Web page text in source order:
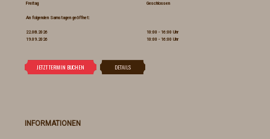
Freitag
Geschlossen
An folgenden Samstagen geöffnet:
22.08.2026
10:00 - 16:00 Uhr
19.09.2026
10:00 - 16:00 Uhr
INFORMATIONEN